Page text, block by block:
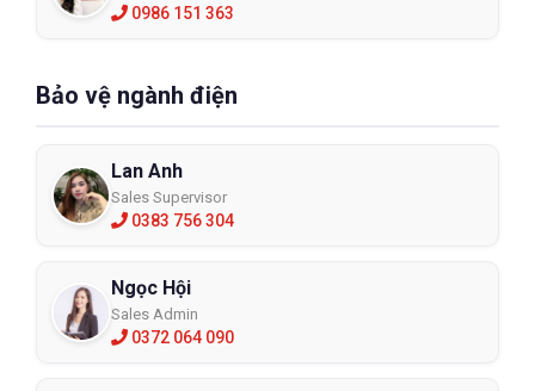
0986 151 363
Bảo vệ ngành điện
Lan Anh
Sales Supervisor
0383 756 304
Ngọc Hội
Sales Admin
0372 064 090